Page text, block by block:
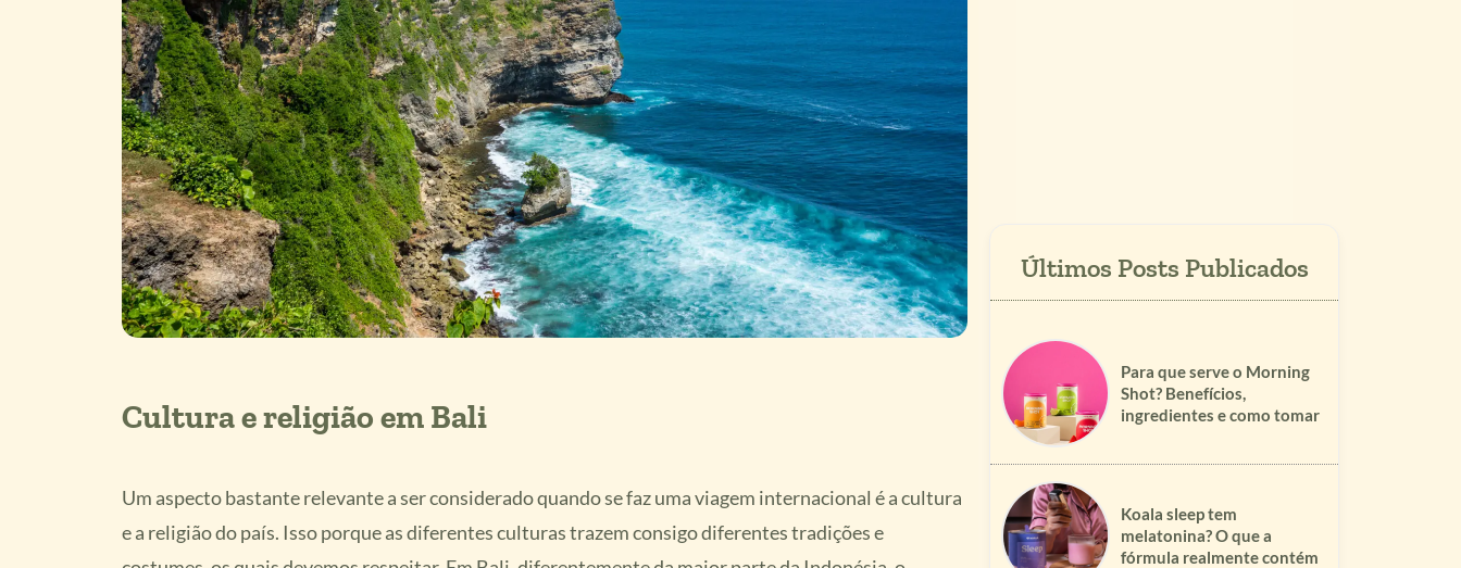
Cultura e religião em Bali
Um aspecto bastante relevante a ser considerado quando se faz uma viagem internacional é a cultura
e a religião do país. Isso porque as diferentes culturas trazem consigo diferentes tradições e
Para que serve o Morning
Shot? Benefícios,
ingredientes e como tomar
Koala sleep tem
melatonina? O que a
fórmula realmente contém